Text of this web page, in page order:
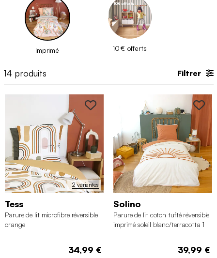
les soirs. Il existe de nombreuses possibilités notamment dans
le choix de la matière, des couleurs, des imprimés. Votre enfant
aura tout le loisir de choisir le linge qui lui plait.
Imprimé 10 € offerts
14 produits Filtrer
2 variantes
Tess
Parure de lit microfibre réversible
orange
34,99 €
Solino
Parure de lit coton tufté réversible
imprimé soleil blanc/terracotta 1
39,99 €